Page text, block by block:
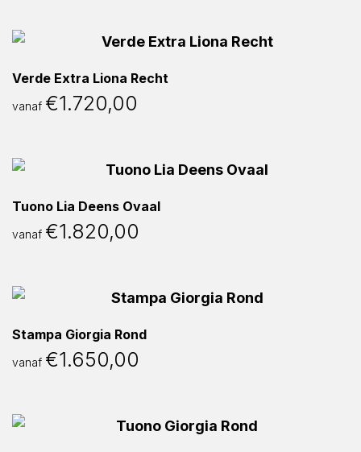
Verde Extra Liona Recht
vanaf €1.720,00
Tuono Lia Deens Ovaal
vanaf €1.820,00
Stampa Giorgia Rond
vanaf €1.650,00